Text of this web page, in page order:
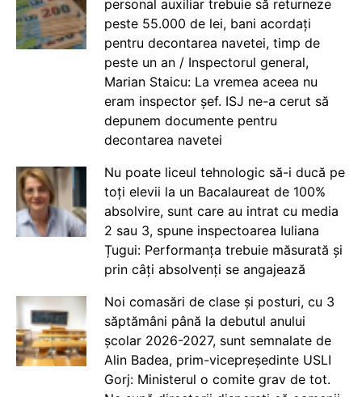
personal auxiliar trebuie să returneze
peste 55.000 de lei, bani acordați
pentru decontarea navetei, timp de
peste un an / Inspectorul general,
Marian Staicu: La vremea aceea nu
eram inspector șef. ISJ ne-a cerut să
depunem documente pentru
decontarea navetei
Nu poate liceul tehnologic să-i ducă pe
toți elevii la un Bacalaureat de 100%
absolvire, sunt care au intrat cu media
2 sau 3, spune inspectoarea Iuliana
Țugui: Performanța trebuie măsurată și
prin câți absolvenți se angajează
Noi comasări de clase și posturi, cu 3
săptămâni până la debutul anului
școlar 2026-2027, sunt semnalate de
Alin Badea, prim-vicepreședinte USLI
Gorj: Ministerul o comite grav de tot.